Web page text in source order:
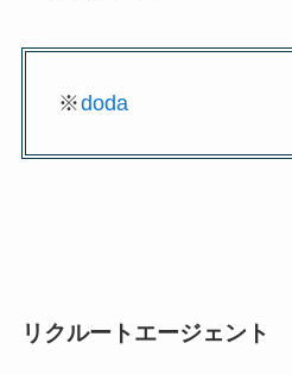
※doda
リクルートエージェント